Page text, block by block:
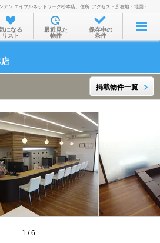
お部屋を探す
沿線・駅から
通勤通学時間から
物件特集から
不動産会社から
TOP
賃貸マンション･アパート探しなら株式会社センデン エイブルネットワーク松本店。住所･アクセス・所在地・地図・営業時間・定休日・電話番号などを掲載。
になる
リスト
最近見た
物件
保存中の
条件
掲載物件一覧
1 /6